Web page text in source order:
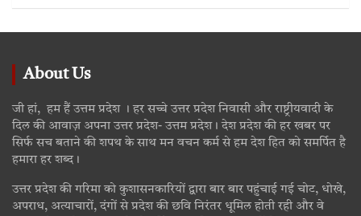
About Us
जी हां, हम हैं उत्तम प्रदेश । हर सच्चे उत्तर प्रदेश निवासी और राष्ट्रीयवादी के
दिल की आवाज़ अपना उत्तर प्रदेश- उत्तम प्रदेश। देश प्रदेश की हर खबर पर
सिर्फ सच बताने की शपथ के साथ मन वचन कर्म से हम देश हित को समर्पित है
हमारा हर शब्द।
उत्तर प्रदेश की गरिमा को कुशासनकारियों द्वारा बार बार पहुंचाई गई चोट, धोखे,
अपराध, अत्याचारों, दंगों से प्रदेश की छवि निरंतर धूमिल होती रही और वे